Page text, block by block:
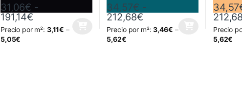
31,06€ -
191,14€Rango de precios: desde 31,06€ hasta
Precio por m²: 3,11€ –
5,05€
Este producto tiene múltiples variantes. Las opciones se pueden elegir en la
34,57€ -
212,68€Rango de precios:
Precio por m²:3,46€ –
5,62€
Este producto tiene múltiples variantes.
34,57
Precio
5,62€
Este